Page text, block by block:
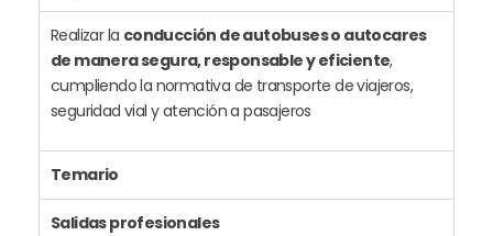
Realizar la conducción de autobuses o autocares
de manera segura, responsable y eficiente,
cumpliendo la normativa de transporte de viajeros,
seguridad vial y atención a pasajeros
Temario
Salidas profesionales